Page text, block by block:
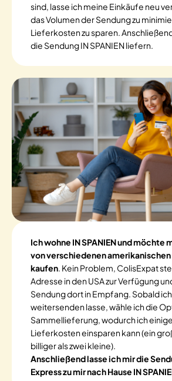
sind, lasse ich meine Einkäufe neu
das Volumen der Sendung zu
Lieferkosten zu sparen.
die Sendung IN SPANIEN liefern.
Ich wohne IN SPANIEN und möchte
von verschiedenen
kaufen. Kein Problem, ColisExpat
Adresse in den USA zur Verfügung
Sendung dort in Empfang. Sobald
weitersenden lasse, wähle ich die
Sammellieferung, wodurch ich
Lieferkosten einsparen kann (ein
billiger als zwei kleine).
Anschließend lasse ich mir die
Express zu mir nach Hause IN